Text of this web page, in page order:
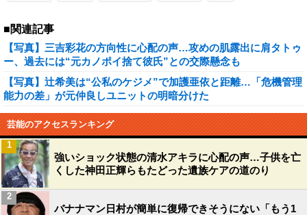
■関連記事
【写真】三吉彩花の方向性に心配の声…攻めの肌露出に肩タトゥ
ー、過去には“元カノポイ捨て彼氏”との交際懸念も
【写真】辻希美は“公私のケジメ”で加護亜依と距離…「危機管理
能力の差」が元仲良しユニットの明暗分けた
芸能のアクセスランキング
強いショック状態の清水アキラに心配の声…子供を亡
くした神田正輝らもたどった遺族ケアの道のり
1
バナナマン日村が簡単に復帰できそうにない「もう1
2